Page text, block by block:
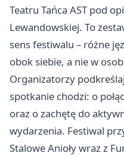
Teatru Tańca AST pod
Lewandowskiej. To
sens festiwalu – różne
obok siebie, a nie w
Organizatorzy
spotkanie chodzi: o
oraz o zachętę do
wydarzenia. Festiwal
Stalowe Anioły wraz z